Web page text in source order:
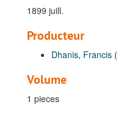
1899 juill.
Producteur
Dhanis, Francis
Volume
1 pieces
Fonds Dhanis, Francis
A. Documents